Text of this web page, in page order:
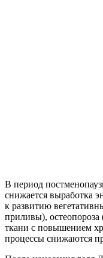
В период
снижается выработка
к развитию
приливы),
ткани с повышением
процессы снижаются